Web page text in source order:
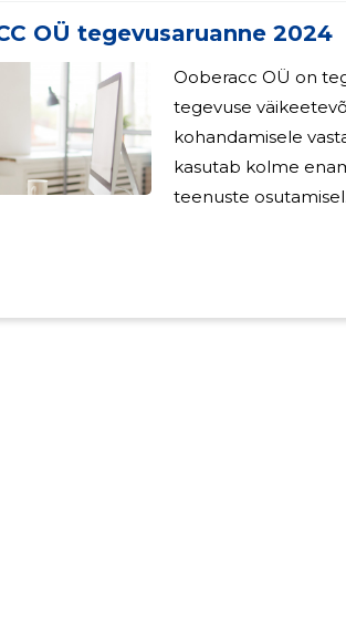
OÜ tegevusaruanne 2024
Ooberacc OÜ on
tegevuse
kohandamisele
kasutab kolme
teenuste osutamisel.